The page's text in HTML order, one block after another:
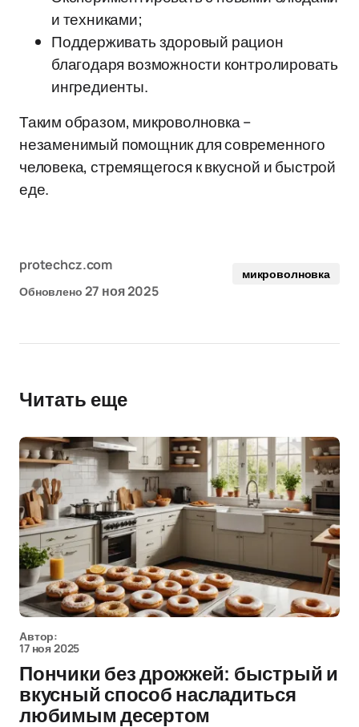
и техниками;
Поддерживать здоровый рацион
благодаря возможности контролировать
ингредиенты.
Таким образом, микроволновка –
незаменимый помощник для современного
человека, стремящегося к вкусной и быстрой
еде.
protechcz.com
Обновлено 27 ноя 2025
микроволновка
Читать еще
Автор:
17 ноя 2025
Пончики без дрожжей: быстрый и
вкусный способ насладиться
любимым десертом